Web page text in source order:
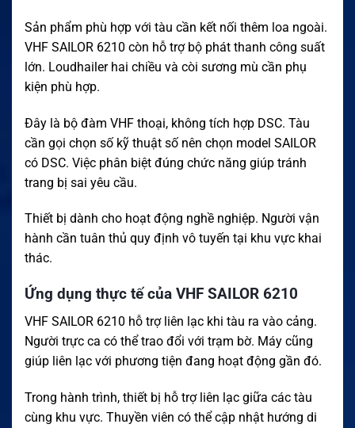
Sản phẩm phù hợp với tàu cần kết nối thêm loa ngoài.
VHF SAILOR 6210 còn hỗ trợ bộ phát thanh công suất
lớn. Loudhailer hai chiều và còi sương mù cần phụ
kiện phù hợp.
Đây là bộ đàm VHF thoại, không tích hợp DSC. Tàu
cần gọi chọn số kỹ thuật số nên chọn model SAILOR
có DSC. Việc phân biệt đúng chức năng giúp tránh
trang bị sai yêu cầu.
Thiết bị dành cho hoạt động nghề nghiệp. Người vận
hành cần tuân thủ quy định vô tuyến tại khu vực khai
thác.
Ứng dụng thực tế của VHF SAILOR 6210
VHF SAILOR 6210 hỗ trợ liên lạc khi tàu ra vào cảng.
Người trực ca có thể trao đổi với trạm bờ. Máy cũng
giúp liên lạc với phương tiện đang hoạt động gần đó.
Trong hành trình, thiết bị hỗ trợ liên lạc giữa các tàu
cùng khu vực. Thuyền viên có thể cập nhật hướng di